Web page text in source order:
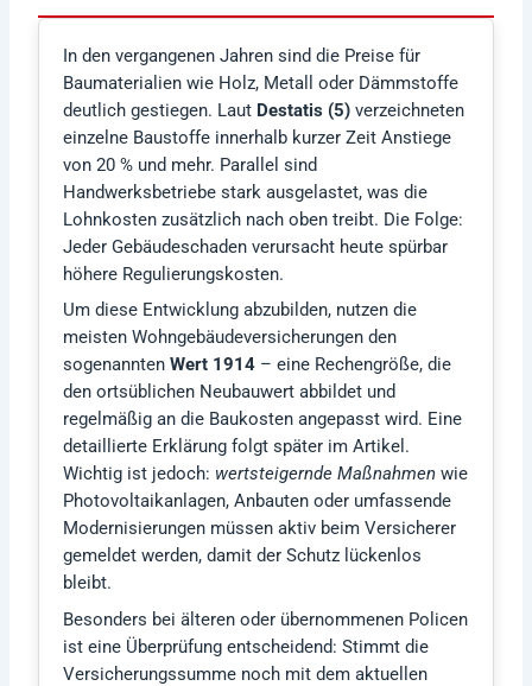
In den vergangenen Jahren sind die Preise für
Baumaterialien wie Holz, Metall oder Dämmstoffe
deutlich gestiegen. Laut Destatis (5) verzeichneten
einzelne Baustoffe innerhalb kurzer Zeit Anstiege
von 20 % und mehr. Parallel sind
Handwerksbetriebe stark ausgelastet, was die
Lohnkosten zusätzlich nach oben treibt. Die Folge:
Jeder Gebäudeschaden verursacht heute spürbar
höhere Regulierungskosten.
Um diese Entwicklung abzubilden, nutzen die
meisten Wohngebäudeversicherungen den
sogenanntenWert 1914 – eine Rechengröße, die
den ortsüblichen Neubauwert abbildet und
regelmäßig an die Baukosten angepasst wird. Eine
detaillierte Erklärung folgt später im Artikel.
Wichtig ist jedoch: wertsteigernde Maßnahmen wie
Photovoltaikanlagen, Anbauten oder umfassende
Modernisierungen müssen aktiv beim Versicherer
gemeldet werden, damit der Schutz lückenlos
bleibt.
Besonders bei älteren oder übernommenen Policen
ist eine Überprüfung entscheidend: Stimmt die
Versicherungssumme noch mit dem aktuellen